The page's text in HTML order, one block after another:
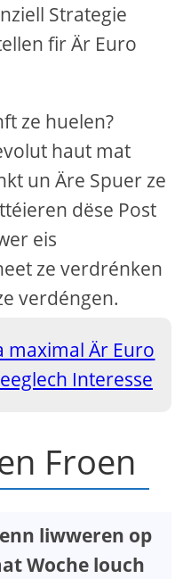
Strategie
fir Är Euro
ze huelen?
haut mat
un Äre Spuer ze
dëse Post
eis
ze verdrénken
verdéngen.
maximal Är Euro
Interesse
Froen
liwweren op
Woche louch